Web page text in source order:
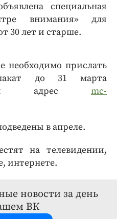
специальная
внимания» для
30 лет и старше.
необходимо прислать
до 31 марта
адрес mc-
в апреле.
на телевидении,
интернете.
новости за день
ВК